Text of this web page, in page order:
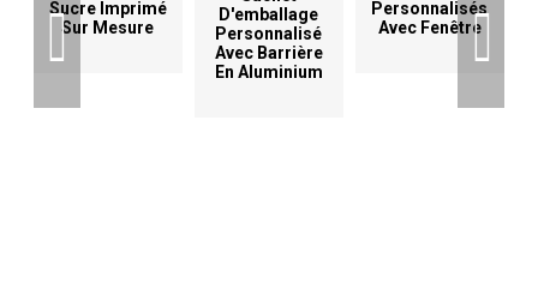
Sucre Imprimé
Sur Mesure
D'emballage
Personnalisé
Avec Barrière
En Aluminium
Personnalisés
Avec Fenêtre